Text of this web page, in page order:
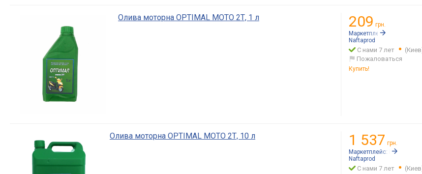
Олива моторна OPTIMAL МОТО 2Т, 1 л 209 грн.
Маркетплейс:
Naftaprod
С нами 7 лет
Пожаловаться
Купить!
Олива моторна OPTIMAL МОТО 2Т, 10 л 1 537 грн.
Маркетплейс:
Rozetka.ua
Naftaprod
С нами 7 лет